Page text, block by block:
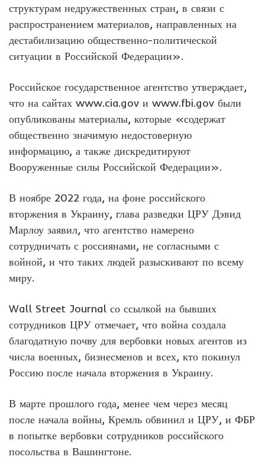
структурам недружественных стран, в связи с
распространением материалов, направленных на
дестабилизацию общественно-политической
ситуации в Российской Федерации».
Российское государственное агентство утверждает,
что на сайтах www.cia.gov и www.fbi.gov были
опубликованы материалы, которые «содержат
общественно значимую недостоверную
информацию, а также дискредитируют
Вооруженные силы Российской Федерации».
В ноябре 2022 года, на фоне российского
вторжения в Украину, глава разведки ЦРУ Дэвид
Марлоу заявил, что агентство намерено
сотрудничать с россиянами, не согласными с
войной, и что таких людей разыскивают по всему
миру.
Wall Street Journal со ссылкой на бывших
сотрудников ЦРУ отмечает, что война создала
благодатную почву для вербовки новых агентов из
числа военных, бизнесменов и всех, кто покинул
Россию после начала вторжения в Украину.
В марте прошлого года, менее чем через месяц
после начала войны, Кремль обвинил и ЦРУ, и ФБР
в попытке вербовки сотрудников российского
посольства в Вашингтоне.